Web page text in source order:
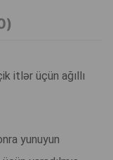
itlər üçün ağıllı
yunuyun